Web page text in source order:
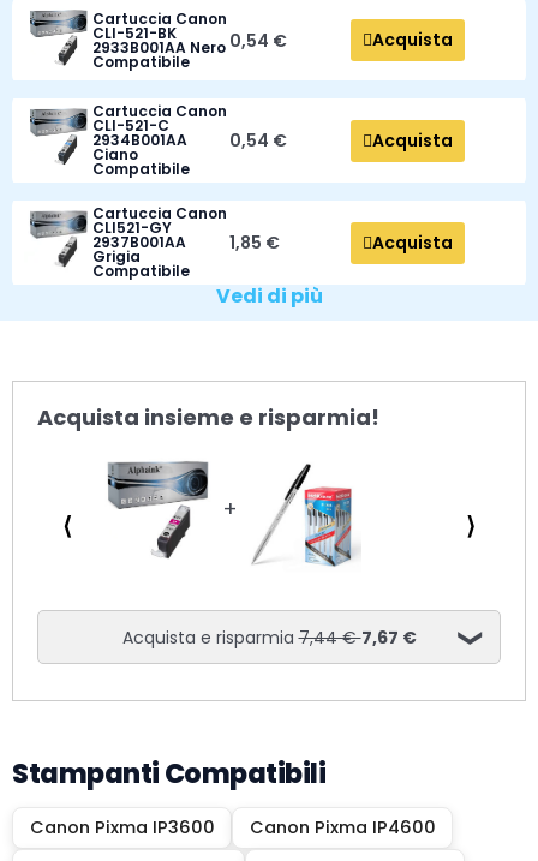
Cartuccia Canon
CLI-521-BK
2933B001AA Nero
Compatibile
0,54 € Acquista
Cartuccia Canon
CLI-521-C
2934B001AA
Ciano
Compatibile
0,54 € Acquista
Cartuccia Canon
CLI521-GY
2937B001AA
Grigia
Compatibile
1,85 € Acquista
Vedi di più
Acquista insieme e risparmia!
⟨ ⟩
Acquista e risparmia7,44 €7,67 €
Stampanti Compatibili
Canon Pixma IP3600
Canon Pixma IP4600